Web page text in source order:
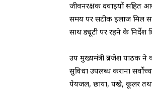
जीवनरक्षक दवाइयों सहित
समय पर सटीक इलाज मिल
साथ ड्यूटी पर रहने के निर्देश
उप मुख्यमंत्री ब्रजेश पाठक ने
सुविधा उपलब्ध कराना
पेयजल, छाया, पंखे, कूलर तथा